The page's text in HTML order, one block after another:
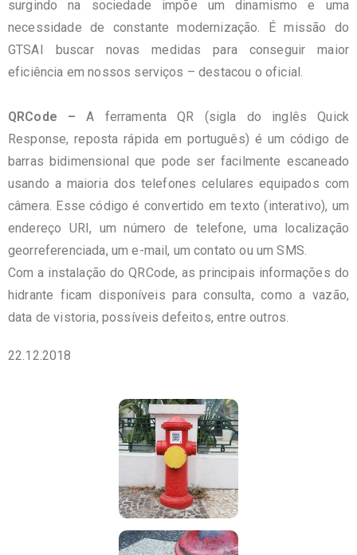
surgindo na sociedade impõe um dinamismo e uma
necessidade de constante modernização. É missão do
GTSAI buscar novas medidas para conseguir maior
eficiência em nossos serviços – destacou o oficial.
QRCode – A ferramenta QR (sigla do inglês Quick
Response, reposta rápida em português) é um código de
barras bidimensional que pode ser facilmente escaneado
usando a maioria dos telefones celulares equipados com
câmera. Esse código é convertido em texto (interativo), um
endereço URI, um número de telefone, uma localização
georreferenciada, um e-mail, um contato ou um SMS.
Com a instalação do QRCode, as principais informações do
hidrante ficam disponíveis para consulta, como a vazão,
data de vistoria, possíveis defeitos, entre outros.
22.12.2018